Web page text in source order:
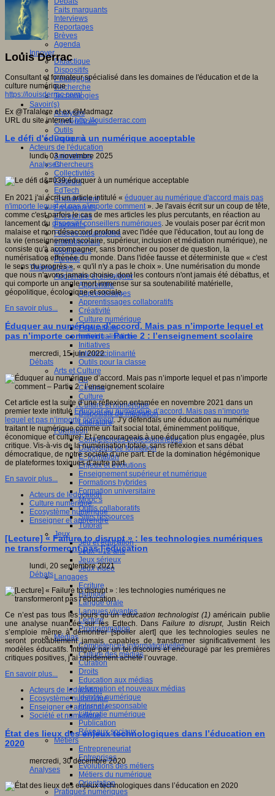
Faits marquants
Interviews
Reportages
Brèves
Agenda
Innover
Didactique
Dispositifs
Pédagogie
Recherche
Technologies
Savoir(s)
Analyses
Conférences
Outils
Pratiques
Acteurs de l'éducation
Animateurs
Chercheurs
Collectivités
Editeurs
EdTech
Encadrement
Enseignants
Entreprises
Etudiants
Filières industrielles
Institutionnels
Médiateurs
Parents
Thématiques
Apprendre et enseigner
Apprendre
Apprentissages
Apprentissages collaboratifs
Créativité
Culture numérique
Evaluations
Individualisation
Initiatives
Interdisciplinarité
Outils pour la classe
Arts et Culture
Art
Cinéma
Culture
Culture et numérique
Dispositifs de médiation
Littérature
Formation
Compétences professionnelles
Dispositifs de formation
E- formation
Enjeux et évolutions
Enseignement supérieur et numérique
Formations hybrides
Formation universitaire
Mooc’s
Outils collaboratifs
Sites ressources
Tutorat
Jeux
Jeu et éducation
Jeux 4/12 ans
Jeux sérieux
Jeux vidéo
Langages
Ecriture
Humour
Langue orale
Langues vivantes
Lecture
Programmation
Médias
Compétences informationnelles
Culture des médias
Curation
Droits
Education aux médias
Information et nouveaux médias
Identité numérique
Internet responsable
Littératie numérique
Publication
Réseaux sociaux
Métiers
Entrepreneuriat
Entreprises
Evolutions des métiers
Métiers du numérique
Orientation
Pratiques numériques
Louis Derrac
Consultant et formateur spécialisé dans les domaines de l'éducation et de la
culture numérique
https://louisderrac.com/
Ex @Tralalere et ex @Madmagz
URL du site internet:http://louisderrac.com
Le défi d'éduquer à un numérique acceptable
lundi, 03 novembre 2025
Analyses
En 2021 j'ai écrit un article intitulé « éduquer au numérique d'accord mais pas
n'importe lequel et pas n'importe comment». Je l'avais écrit sur un coup de tête,
comme c'est parfois le cas de mes articles les plus percutants, en réaction au
lancement du dispositif conseillers numériques. Je voulais poser par écrit mon
malaise et mon désaccord profond avec l'idée que l'éducation, tout au long de
la vie (enseignement scolaire, supérieur, inclusion et médiation numérique), ne
consiste qu'à accompagner, sans broncher ou poser de question, la
numérisation effrénée du monde. Dans l'idée fausse et déterministe que « c'est
le sens du progrès », « qu'il n'y a pas le choix ». Une numérisation du monde
que nous n'avons jamais choisie, dont les contours n'ont jamais été débattus, et
qui comporte un angle mort immense sur sa soutenabilité matérielle,
géopolitique, écologique et sociale.
En savoir plus...
Éduquer au numérique d’accord. Mais pas n’importe lequel et
pas n’importe comment – Partie 2 : l’enseignement scolaire
mercredi, 15 juin 2022
Débats
Cet article est la suite d’une réflexion entamée en novembre 2021 dans un
premier texte intitulé Éduquer au numérique d’accord. Mais pas n’importe
lequel et pas n’importe comment. J’y défendais une éducation au numérique
traitant le numérique comme un fait social total, éminemment politique,
économique et culturel. Et j’encourageais à une éducation plus engagée, plus
critique. Vis-à-vis de la numérisation totale, sans réflexion et sans débat
démocratique, de notre société d’une part. Et de la domination hégémonique
de plateformes toxiques d’autre part.
En savoir plus...
Acteurs de leducation
Culture numérique
Ecosystème numérique
Enseigner et apprendre
[Lecture] « Failure to disrupt » : les technologies numériques
ne transformeront pas l’éducation
lundi, 20 septembre 2021
Débats
Ce n’est pas tous les jours qu’uneducation technologist (1)américain publie
une analyse nuancée sur les Edtech. DansFailure to disrupt, Justin Reich
s’emploie même à démontrer [spoiler alert] que les technologies seules ne
seront probablement jamais capables de transformer significativement les
modèles éducatifs. Intrigué par un tel discours et encouragé par les premières
critiques positives, j’ai rapidement acheté l’ouvrage.
En savoir plus...
Acteurs de leducation
Ecosystème numérique
Enseigner et apprendre
Société et numérique
État des lieux des enjeux technologiques dans l’éducation en
2020
mercredi, 30 décembre 2020
Analyses